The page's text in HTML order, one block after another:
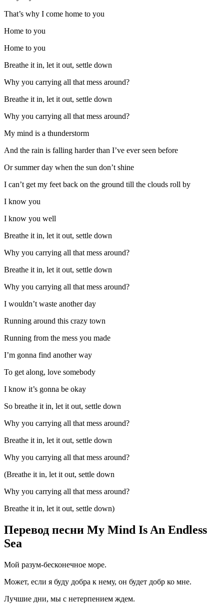
That’s why I come home to you
Home to you
Home to you
Breathe it in, let it out, settle down
Why you carrying all that mess around?
Breathe it in, let it out, settle down
Why you carrying all that mess around?
My mind is a thunderstorm
And the rain is falling harder than I’ve ever seen before
Or summer day when the sun don’t shine
I can’t get my feet back on the ground till the clouds roll by
I know you
I know you well
Breathe it in, let it out, settle down
Why you carrying all that mess around?
Breathe it in, let it out, settle down
Why you carrying all that mess around?
I wouldn’t waste another day
Running around this crazy town
Running from the mess you made
I’m gonna find another way
To get along, love somebody
I know it’s gonna be okay
So breathe it in, let it out, settle down
Why you carrying all that mess around?
Breathe it in, let it out, settle down
Why you carrying all that mess around?
(Breathe it in, let it out, settle down
Why you carrying all that mess around?
Breathe it in, let it out, settle down)
Перевод песни My Mind Is An Endless
Sea
Мой разум-бесконечное море.
Может, если я буду добра к нему, он будет добр ко мне.
Лучшие дни, мы с нетерпением ждем.